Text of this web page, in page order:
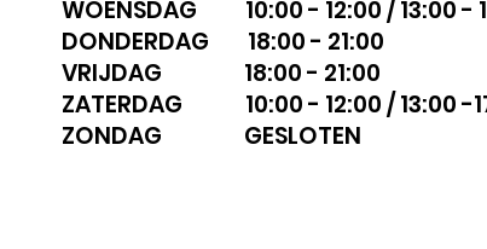
WOENSDAG 10:00 - 12:00 / 13:00 -
DONDERDAG 18:00 - 21:00
VRIJDAG 18:00 - 21:00
ZATERDAG 10:00 - 12:00 / 13:00 -
ZONDAG GESLOTEN